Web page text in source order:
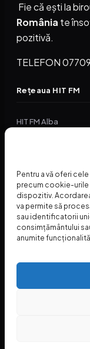
Pentru a vă oferi
precum cookie-urile
dispozitiv.
va permite să
sau identificatorii
consimțământului
anumite
Fie că ești la
România te
pozitivă.
TELEFON
Rețeaua HIT FM
HIT FM Alba
HIT FM Abrud
HIT FM Horezu
HIT FM Nehoiu
© 2026 Radio Hit FM